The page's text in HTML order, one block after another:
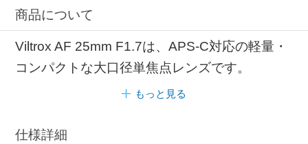
商品について
Viltrox AF 25mm F1.7は、APS-C対応の軽量・
コンパクトな大口径単焦点レンズです。
もっと見る
仕様詳細